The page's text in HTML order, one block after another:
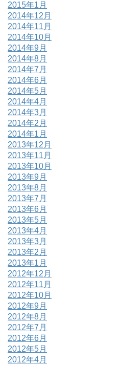
2015年1月
2014年12月
2014年11月
2014年10月
2014年9月
2014年8月
2014年7月
2014年6月
2014年5月
2014年4月
2014年3月
2014年2月
2014年1月
2013年12月
2013年11月
2013年10月
2013年9月
2013年8月
2013年7月
2013年6月
2013年5月
2013年4月
2013年3月
2013年2月
2013年1月
2012年12月
2012年11月
2012年10月
2012年9月
2012年8月
2012年7月
2012年6月
2012年5月
2012年4月